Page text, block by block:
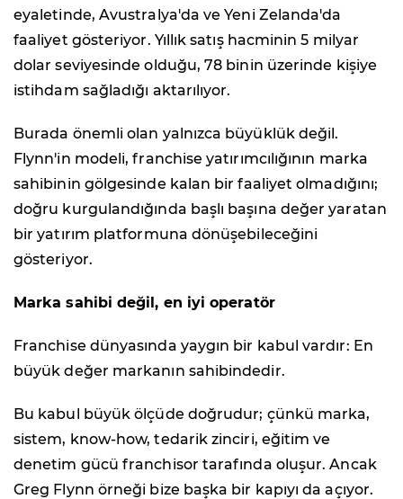
eyaletinde, Avustralya'da ve Yeni Zelanda'da
faaliyet gösteriyor. Yıllık satış hacminin 5 milyar
dolar seviyesinde olduğu, 78 binin üzerinde kişiye
istihdam sağladığı aktarılıyor.
Burada önemli olan yalnızca büyüklük değil.
Flynn'in modeli, franchise yatırımcılığının marka
sahibinin gölgesinde kalan bir faaliyet olmadığını;
doğru kurgulandığında başlı başına değer yaratan
bir yatırım platformuna dönüşebileceğini
gösteriyor.
Marka sahibi değil, en iyi operatör
Franchise dünyasında yaygın bir kabul vardır: En
büyük değer markanın sahibindedir.
Bu kabul büyük ölçüde doğrudur; çünkü marka,
sistem, know-how, tedarik zinciri, eğitim ve
denetim gücü franchisor tarafında oluşur. Ancak
Greg Flynn örneği bize başka bir kapıyı da açıyor.